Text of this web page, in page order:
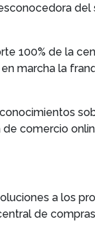
100% de la
marcha la
comercio
a los
de